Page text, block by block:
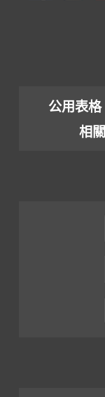
公用表格
相